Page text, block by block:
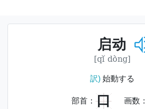
启动
[qǐ dòng]
訳)始動する
部首： 口 画数：